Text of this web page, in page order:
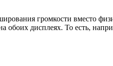
громкости вместо
обоих дисплеях. То есть,